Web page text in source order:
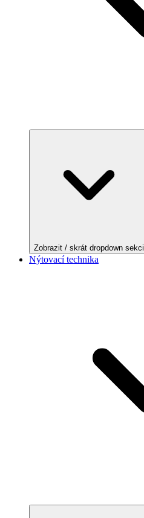
Zobrazit / skrát dropdown sekci
Nýtovací technika